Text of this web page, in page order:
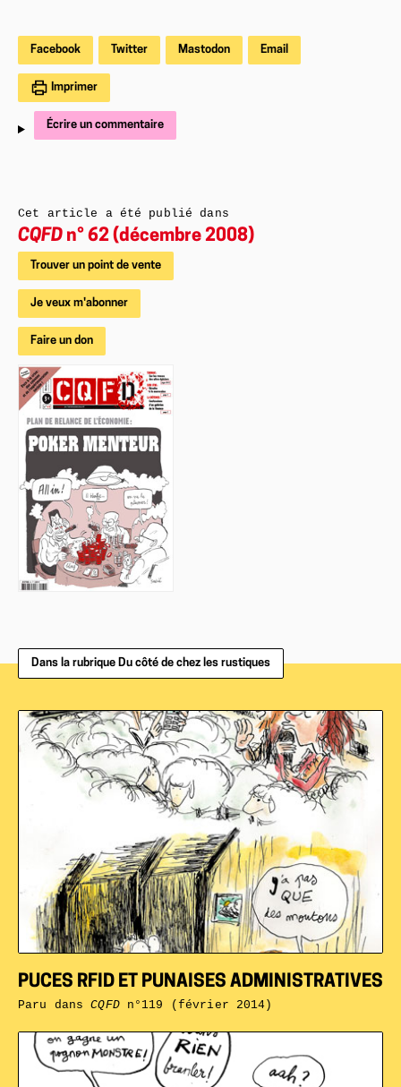
Facebook Twitter Mastodon Email
Imprimer
Écrire un commentaire
Cet article a été publié dans
CQFD n° 62 (décembre 2008)
Trouver un point de vente
Je veux m'abonner
Faire un don
Dans la rubrique Du côté de chez les rustiques
PUCES RFID ET PUNAISES ADMINISTRATIVES
Paru dansCQFDn°119 (février 2014)